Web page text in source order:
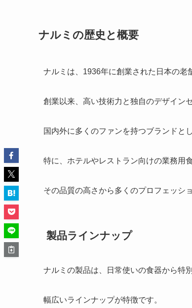
ナルミの歴史と概要
ナルミは、1936年に創業された日本の老
創業以来、高い技術力と独自のデザインセ
国内外に多くのファンを持つブランドと
特に、ホテルやレストラン向けの業務用食
その品質の高さから多くのプロフェッシ
製品ラインナップ
ナルミの製品は、日常使いの食器から特
幅広いラインナップが特徴です。